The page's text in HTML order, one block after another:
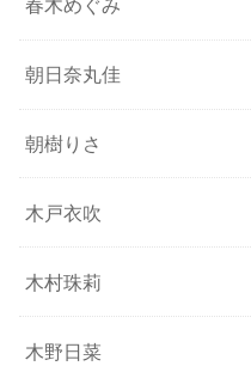
春木めぐみ
朝日奈丸佳
朝樹りさ
木戸衣吹
木村珠莉
木野日菜